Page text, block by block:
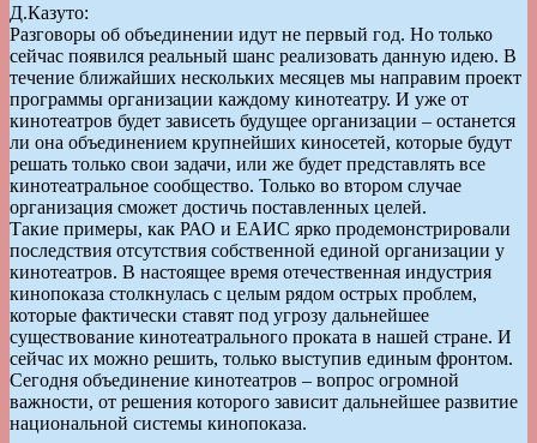
Д.Казуто:
Разговоры об объединении идут не первый год. Но только
сейчас появился реальный шанс реализовать данную идею. В
течение ближайших нескольких месяцев мы направим проект
программы организации каждому кинотеатру. И уже от
кинотеатров будет зависеть будущее организации – останется
ли она объединением крупнейших киносетей, которые будут
решать только свои задачи, или же будет представлять все
кинотеатральное сообщество. Только во втором случае
организация сможет достичь поставленных целей.
Такие примеры, как РАО и ЕАИС ярко продемонстрировали
последствия отсутствия собственной единой организации у
кинотеатров. В настоящее время отечественная индустрия
кинопоказа столкнулась с целым рядом острых проблем,
которые фактически ставят под угрозу дальнейшее
существование кинотеатрального проката в нашей стране. И
сейчас их можно решить, только выступив единым фронтом.
Сегодня объединение кинотеатров – вопрос огромной
важности, от решения которого зависит дальнейшее развитие
национальной системы кинопоказа.